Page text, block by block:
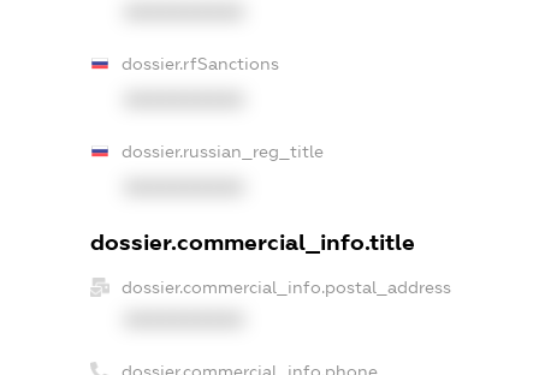
dossier.rfSanctions
dossier.russian_reg_title
dossier.commercial_info.title
dossier.commercial_info.postal_address